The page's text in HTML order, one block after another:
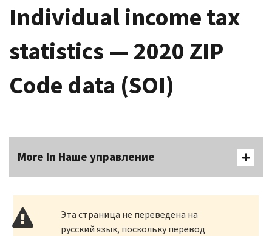
Individual income tax
statistics — 2020 ZIP
Code data (SOI)
More In Наше управление
Эта страница не переведена на
русский язык, поскольку перевод